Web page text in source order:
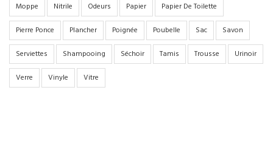
Moppe
Nitrile Odeurs Papier
Papier De Toilette
Pierre Ponce
Plancher Poignée Poubelle Sac
Savon
Serviettes
Shampooing Séchoir Tamis Trousse
Urinoir
Verre
Vinyle Vitre